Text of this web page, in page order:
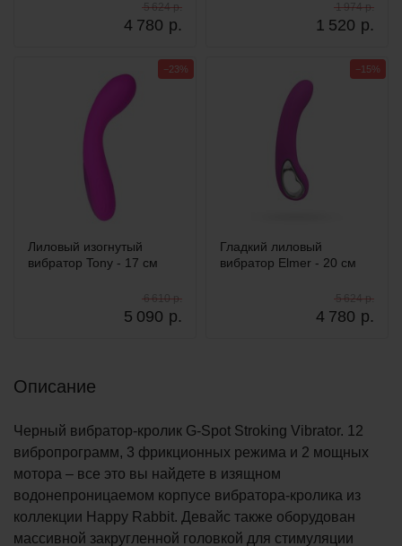
4 780 р.
5 624 р.
1 520 р.
1 974 р.
Лиловый изогнутый
вибратор Tony - 17 см
5 090 р.
6 610 р.
−23%
Гладкий лиловый
вибратор Elmer - 20 см
4 780 р.
5 624 р.
−15%
Описание
Черный вибратор-кролик G-Spot Stroking Vibrator. 12
вибропрограмм, 3 фрикционных режима и 2 мощных
мотора – все это вы найдете в изящном
водонепроницаемом корпусе вибратора-кролика из
коллекции Happy Rabbit. Девайс также оборудован
массивной закругленной головкой для стимуляции